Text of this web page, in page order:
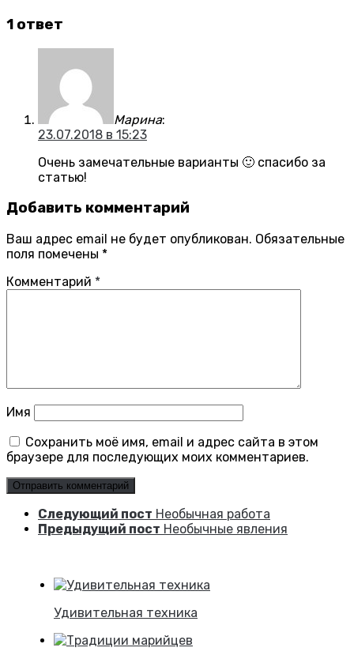
1 ответ
Марина:
23.07.2018 в 15:23
Очень замечательные варианты 🙂 спасибо за
статью!
Добавить комментарий
Ваш адрес email не будет опубликован. Обязательные
поля помечены *
Комментарий *
Имя
Сохранить моё имя, email и адрес сайта в этом
браузере для последующих моих комментариев.
Следующий пост Необычная работа
Предыдущий пост Необычные явления
Удивительная техника